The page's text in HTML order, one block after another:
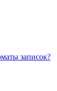
записок?